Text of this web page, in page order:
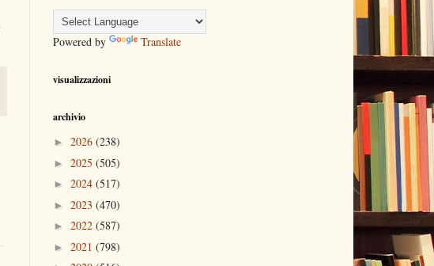
Powered by Translate
visualizzazioni
archivio
► 2026 (238)
► 2025 (505)
► 2024 (517)
► 2023 (470)
► 2022 (587)
► 2021 (798)